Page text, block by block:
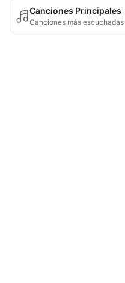
Canciones Principales
Canciones más escuchadas